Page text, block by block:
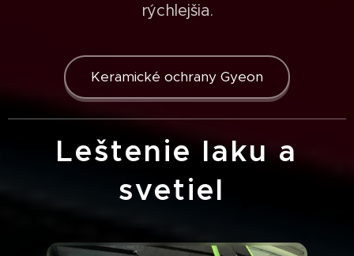
rýchlejšia.
Keramické ochrany Gyeon
Leštenie laku a
svetiel